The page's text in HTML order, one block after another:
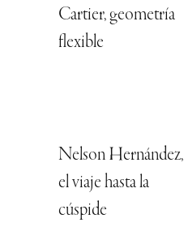
Cartier, geometría
flexible
Nelson Hernández,
el viaje hasta la
cúspide